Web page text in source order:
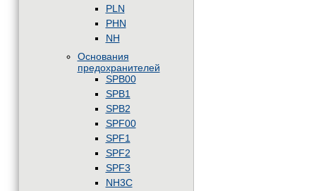
PLN
PHN
NH
Основания
предохранителей
SPB00
SPB1
SPB2
SPF00
SPF1
SPF2
SPF3
NH3C